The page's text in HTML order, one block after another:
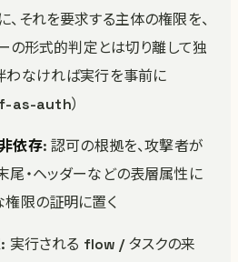
、それを要求する主体の権限を、
の形式的判定とは切り離して独
わなければ実行を事前に
as-auth）
依存: 認可の根拠を、攻撃者が
尾・ヘッダーなどの表層属性に
権限の証明に置く
: 実行される flow / タスクの来